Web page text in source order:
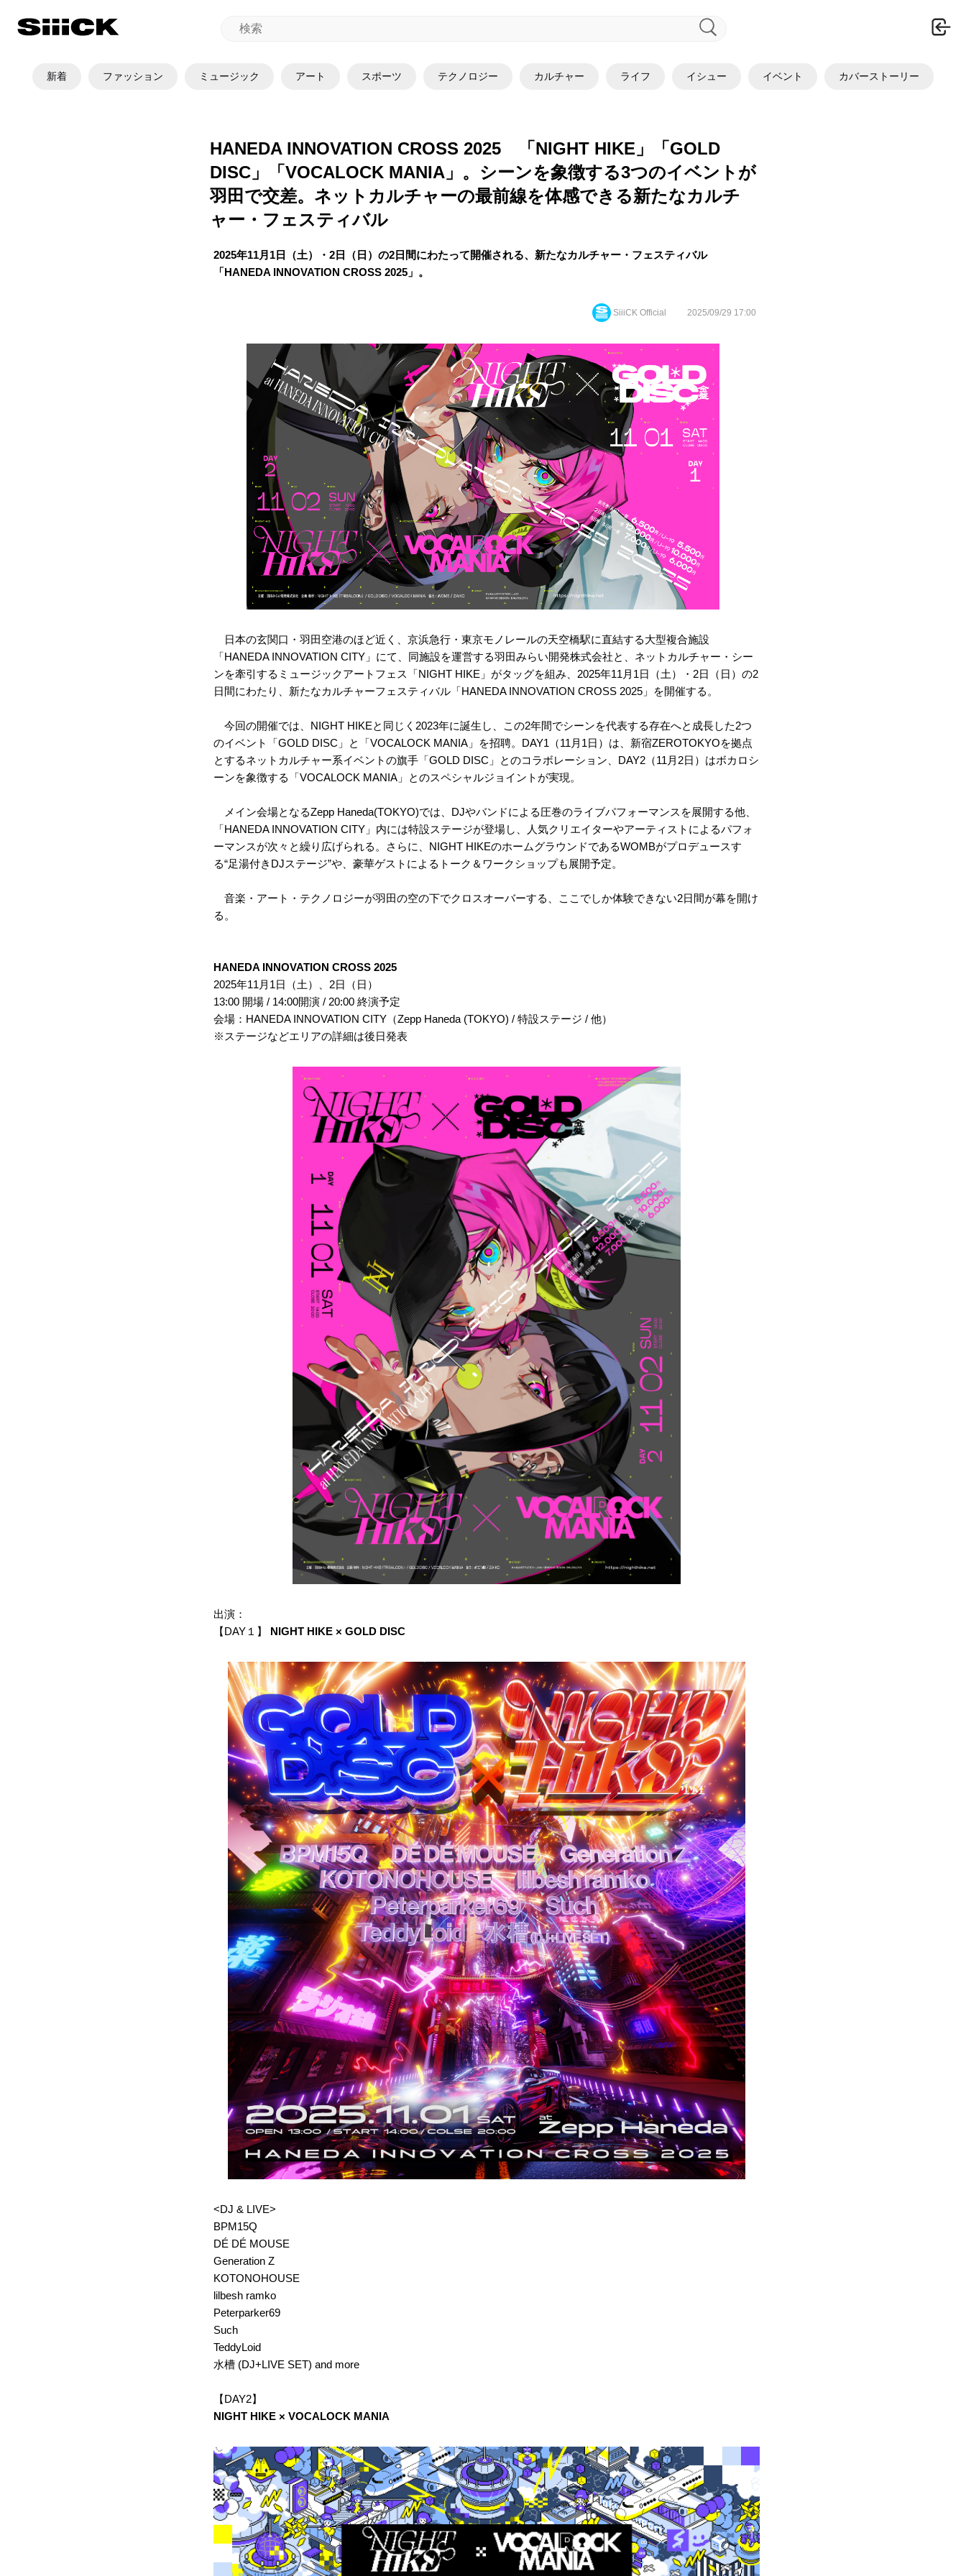
新着 ファッション ミュージック アート スポーツ テクノロジー カルチャー ライフ イシュー イベント カバーストーリー
HANEDA INNOVATION CROSS 2025 「NIGHT HIKE」「GOLD
DISC」「VOCALOCK MANIA」。シーンを象徴する3つのイベントが
羽田で交差。ネットカルチャーの最前線を体感できる新たなカルチ
ャー・フェスティバル
2025年11月1日（土）・2日（日）の2日間にわたって開催される、新たなカルチャー・フェスティバル
「HANEDA INNOVATION CROSS 2025」。
SiiiCK Official 2025/09/29 17:00
日本の玄関口・羽田空港のほど近く、京浜急行・東京モノレールの天空橋駅に直結する大型複合施設
「HANEDA INNOVATION CITY」にて、同施設を運営する羽田みらい開発株式会社と、ネットカルチャー・シー
ンを牽引するミュージックアートフェス「NIGHT HIKE」がタッグを組み、2025年11月1日（土）・2日（日）の2
日間にわたり、新たなカルチャーフェスティバル「HANEDA INNOVATION CROSS 2025」を開催する。
今回の開催では、NIGHT HIKEと同じく2023年に誕生し、この2年間でシーンを代表する存在へと成長した2つ
のイベント「GOLD DISC」と「VOCALOCK MANIA」を招聘。DAY1（11月1日）は、新宿ZEROTOKYOを拠点
とするネットカルチャー系イベントの旗手「GOLD DISC」とのコラボレーション、DAY2（11月2日）はボカロシ
ーンを象徴する「VOCALOCK MANIA」とのスペシャルジョイントが実現。
メイン会場となるZepp Haneda(TOKYO)では、DJやバンドによる圧巻のライブパフォーマンスを展開する他、
「HANEDA INNOVATION CITY」内には特設ステージが登場し、人気クリエイターやアーティストによるパフォ
ーマンスが次々と繰り広げられる。さらに、NIGHT HIKEのホームグラウンドであるWOMBがプロデュースす
る“足湯付きDJステージ”や、豪華ゲストによるトーク＆ワークショップも展開予定。
音楽・アート・テクノロジーが羽田の空の下でクロスオーバーする、ここでしか体験できない2日間が幕を開け
る。
HANEDA INNOVATION CROSS 2025
2025年11月1日（土）、2日（日）
13:00 開場 / 14:00開演 / 20:00 終演予定
会場：HANEDA INNOVATION CITY（Zepp Haneda (TOKYO) / 特設ステージ / 他）
※ステージなどエリアの詳細は後日発表
出演：
【DAY１】 NIGHT HIKE × GOLD DISC
<DJ & LIVE>
BPM15Q
DÉ DÉ MOUSE
Generation Z
KOTONOHOUSE
lilbesh ramko
Peterparker69
Such
TeddyLoid
水槽 (DJ+LIVE SET) and more
【DAY2】
NIGHT HIKE × VOCALOCK MANIA